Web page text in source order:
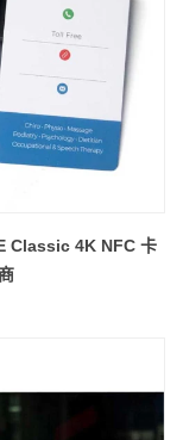
Classic 4K NFC 卡